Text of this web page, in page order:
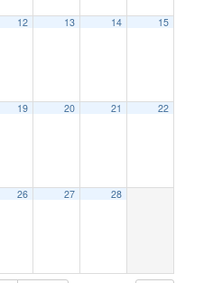
12 13 14 15
19 20 21 22
26 27 28